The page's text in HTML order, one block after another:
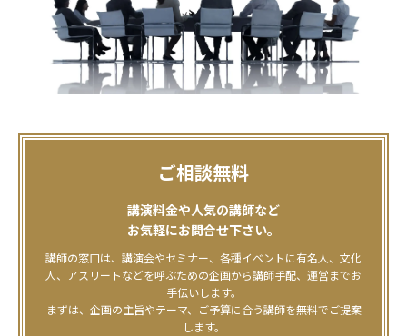
ご相談無料
講演料金や人気の講師など
お気軽にお問合せ下さい。
講師の窓口は、講演会やセミナー、各種イベントに有名人、文化
人、アスリートなどを呼ぶための企画から講師手配、運営までお
手伝いします。
まずは、企画の主旨やテーマ、ご予算に合う講師を無料でご提案
します。